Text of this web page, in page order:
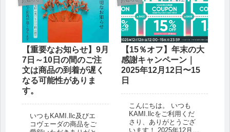
ださいね＾＾ イベン...
声をいただきました！
...
【重要なお知らせ】9月
7日～10日の間のご注
文は商品の到着が遅く
なる可能性がありま
す。
いつもKAMI.llc及びエ
コヴェーダの商品をご
【15％オフ】年末の大
感謝キャンペーン｜
2025年12月12日〜15
日
こんにちは。 いつも
KAMI.llcをご利用くだ
さり、ありがとうござ
います！ 2025年12月12